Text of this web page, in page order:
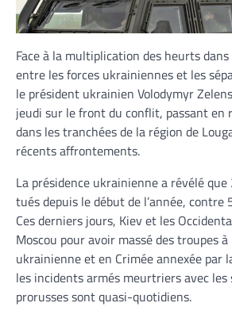
Face à la multiplication des heurts dans
entre les forces ukrainiennes et les
le président ukrainien Volodymyr
jeudi sur le front du conflit, passant en
dans les tranchées de la région de
récents affrontements.
La présidence ukrainienne a révélé
tués depuis le début de l’année, contre
Ces derniers jours, Kiev et les
Moscou pour avoir massé des troupes
ukrainienne et en Crimée annexée par
les incidents armés meurtriers avec
prorusses sont quasi-quotidiens.